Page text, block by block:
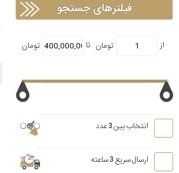
فیلترهای جستجو
انتخاب بین 3 عدد
ارسال سریع 3 ساعته